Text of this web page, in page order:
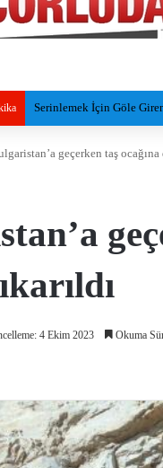
Otobüs İşçi Servisleri ve
geçerken taş
4 Ekim 2023 Okuma